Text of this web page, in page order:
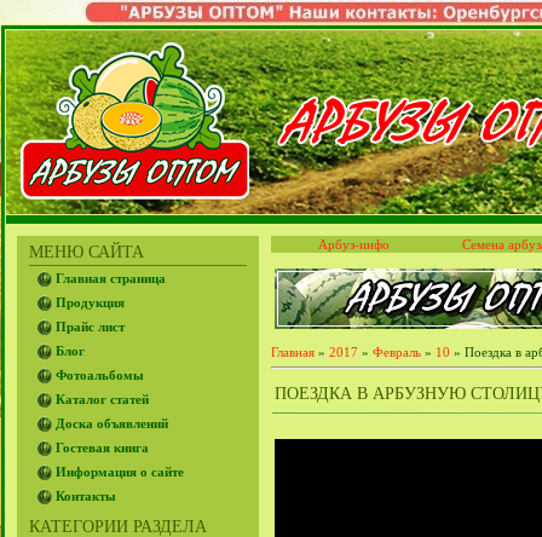
МЕНЮ САЙТА
Главная страница
Продукция
Прайс лист
Блог
Фотоальбомы
Каталог статей
Доска объявлений
Гостевая книга
Информация о сайте
Контакты
КАТЕГОРИИ РАЗДЕЛА
Арбуз-инфо Семена
Главная » 2017 » Февраль » 10 » Поездка в
ПОЕЗДКА В АРБУЗНУЮ СТОЛИЦУ